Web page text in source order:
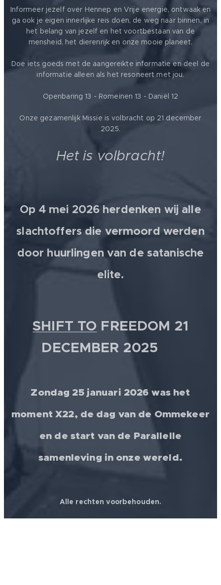
Informeer jezelf over Hennep en Vrije energie, ontwaak en
ga ook je eigen innerlijke reis doen, de weg naar binnen, in
het belang van jezelf en het voortbestaan van de
mensheid, het dierenrijk en onze mooie planeet.
Doe iets goeds met de aangereikte informatie en deel de
informatie alleen als het resoneert met jou.
Openbaring 13 - Romeinen 13 - Daniël 12
Onze gezamenlijk Missie is volbracht op 21 december
2025.
Het is volbracht!
Op 4 mei 2026 herdenken wij alle
slachtoffers die vermoord werden
door huurlingen van de satanische
elite.
SHIFT TO FREEDOM 21
DECEMBER 2025 💫
Zondag 25 januari 2026 was het
moment X22, de dag van de Ommekeer
en de start van de Parallelle
samenleving in onze wereld.
Alle rechten voorbehouden.